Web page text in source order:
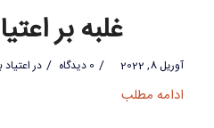
غلبه بر
آوریل 8, 2022 / 0 دیدگاه / دراعتیاد
ادامه مطلب